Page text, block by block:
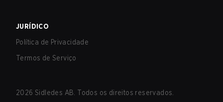
JURÍDICO
Política de Privacidade
Termos de Serviço
2026 Sidledes AB. Todos os direitos reservados.